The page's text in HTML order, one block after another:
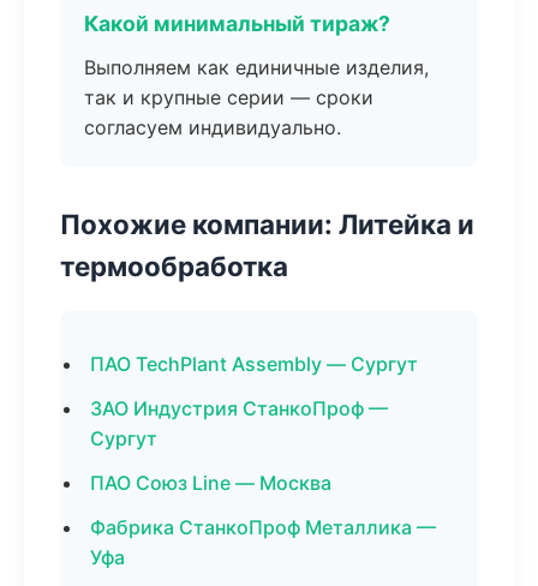
Какой минимальный тираж?
Выполняем как единичные изделия,
так и крупные серии — сроки
согласуем индивидуально.
Похожие компании: Литейка и
термообработка
ПАО TechPlant Assembly — Сургут
ЗАО Индустрия СтанкоПроф —
Сургут
ПАО Союз Line — Москва
Фабрика СтанкоПроф Металлика —
Уфа